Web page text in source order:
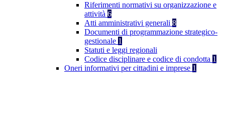
Riferimenti normativi su organizzazione e
attività 6
Atti amministrativi generali 8
Documenti di programmazione strategico-
gestionale 1
Statuti e leggi regionali
Codice disciplinare e codice di condotta 1
Oneri informativi per cittadini e imprese 1